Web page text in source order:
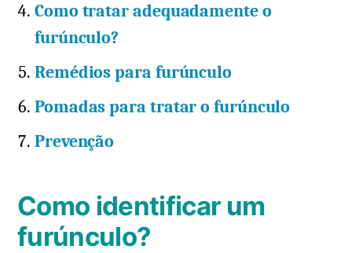
Como tratar adequadamente o
furúnculo?
Remédios para furúnculo
Pomadas para tratar o furúnculo
Prevenção
Como identificar um
furúnculo?